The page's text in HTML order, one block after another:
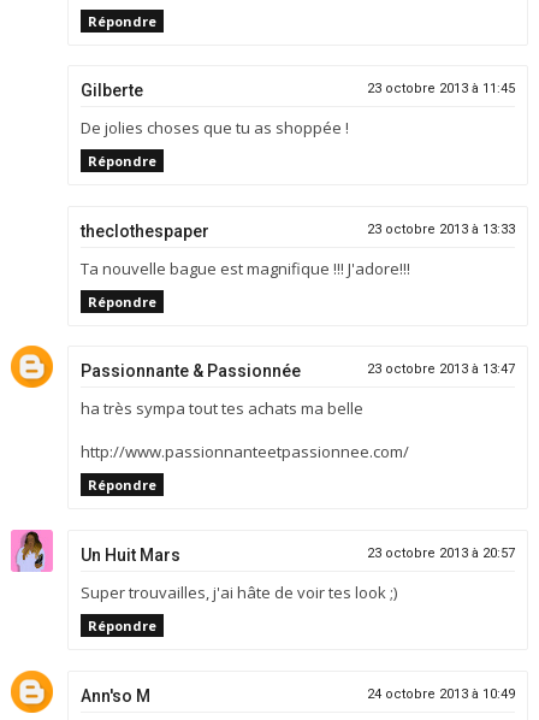
Répondre
Gilberte 23 octobre 2013 à 11:45
De jolies choses que tu as shoppée !
Répondre
theclothespaper 23 octobre 2013 à 13:33
Ta nouvelle bague est magnifique !!! J'adore!!!
Répondre
Passionnante & Passionnée 23 octobre 2013 à 13:47
ha très sympa tout tes achats ma belle
http://www.passionnanteetpassionnee.com/
Répondre
Un Huit Mars 23 octobre 2013 à 20:57
Super trouvailles, j'ai hâte de voir tes look ;)
Répondre
Ann'so M 24 octobre 2013 à 10:49